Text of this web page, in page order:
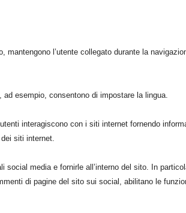
l’utente collegato durante la
esempio, consentono di impostare la lingua.
interagiscono con i siti internet fornendo
siti internet.
media e fornirle all’interno del sito. In
di pagine del sito sui social, abilitano le